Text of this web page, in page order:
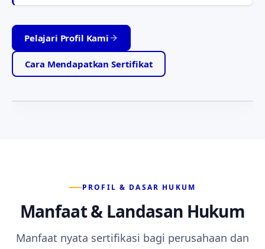
Pelajari Profil Kami
Cara Mendapatkan Sertifikat
Tabah · Jujur · Setia
Motto yang memandu setiap layanan kami —
ketabahan, kejujuran, dan kesetiaan kepada anggota.
PROFIL & DASAR HUKUM
Manfaat & Landasan Hukum
Manfaat nyata sertifikasi bagi perusahaan dan